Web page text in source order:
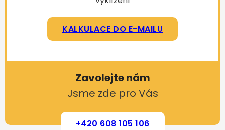
KALKULACE DO E-MAILU
Zavolejte nám
Jsme zde pro Vás
+420 608 105 106